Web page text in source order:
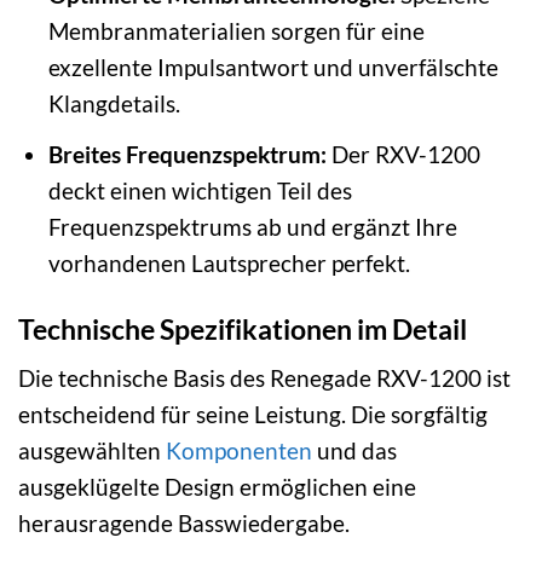
Membranmaterialien sorgen für eine
exzellente Impulsantwort und unverfälschte
Klangdetails.
Breites Frequenzspektrum: Der RXV-1200
deckt einen wichtigen Teil des
Frequenzspektrums ab und ergänzt Ihre
vorhandenen Lautsprecher perfekt.
Technische Spezifikationen im Detail
Die technische Basis des Renegade RXV-1200 ist
entscheidend für seine Leistung. Die sorgfältig
ausgewählten Komponenten und das
ausgeklügelte Design ermöglichen eine
herausragende Basswiedergabe.